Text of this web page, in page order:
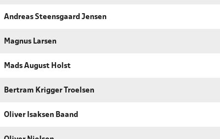
Andreas Steensgaard Jensen
Magnus Larsen
Mads August Holst
Bertram Krigger Troelsen
Oliver Isaksen Baand